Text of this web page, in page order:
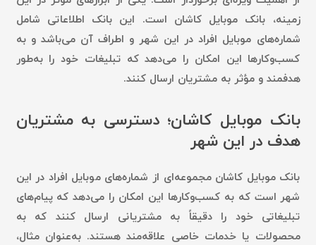
زمینه، بانک موبایل کاشان است. این بانک اطلاعاتی شامل
شماره‌های موبایل افراد در این شهر و اطراف آن می‌باشد و به
کسب‌وکارها این امکان را می‌دهد که تبلیغات خود را به‌طور
هدفمند و مؤثر به مشتریان ارسال کنند.
بانک موبایل کاشان؛ دسترسی به مشتریان
هدف در این شهر
بانک موبایل کاشان مجموعه‌ای از شماره‌های موبایل افراد در این
شهر است که به کسب‌وکارها این امکان را می‌دهد که پیام‌های
تبلیغاتی خود را دقیقاً به مشتریانی ارسال کنند که به
محصولات یا خدمات خاصی علاقه‌مند هستند. به‌عنوان مثال،